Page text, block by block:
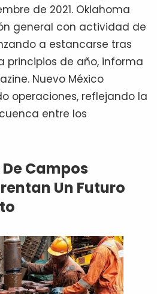
de 2021. Oklahoma
general con actividad de
a estancarse tras
principios de año, informa
Nuevo México
operaciones, reflejando la
entre los
Campos
Un Futuro